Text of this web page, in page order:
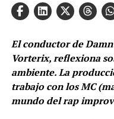
El conductor de
Vorterix, reflexiona
ambiente. La
trabajo con los MC
mundo del rap